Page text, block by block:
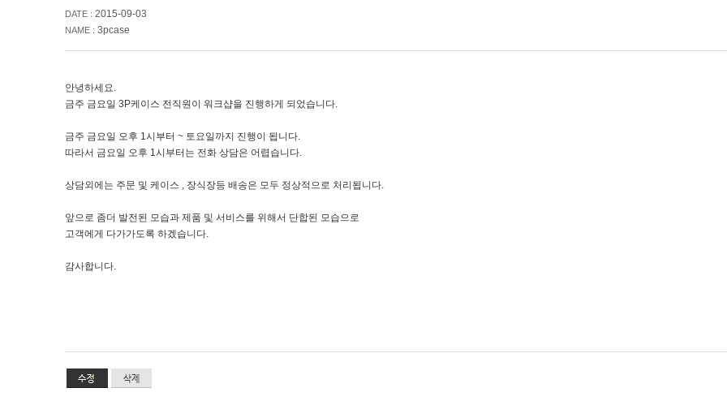
DATE : 2015-09-03
NAME : 3pcase
안녕하세요.
금주 금요일 3P케이스 전직원이 워크샵을 진행하게 되었습니다.
금주 금요일 오후 1시부터 ~ 토요일까지 진행이 됩니다.
따라서 금요일 오후 1시부터는 전화 상담은 어렵습니다.
상담외에는 주문 및 케이스 , 장식장등 배송은 모두 정상적으로 처리됩니다.
앞으로 좀더 발전된 모습과 제품 및 서비스를 위해서 단합된 모습으로
고객에게 다가가도록 하겠습니다.
감사합니다.